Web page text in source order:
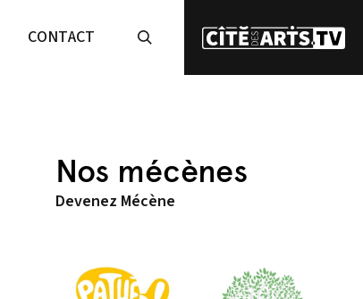
CONTACT
Nos mécènes
Devenez Mécène